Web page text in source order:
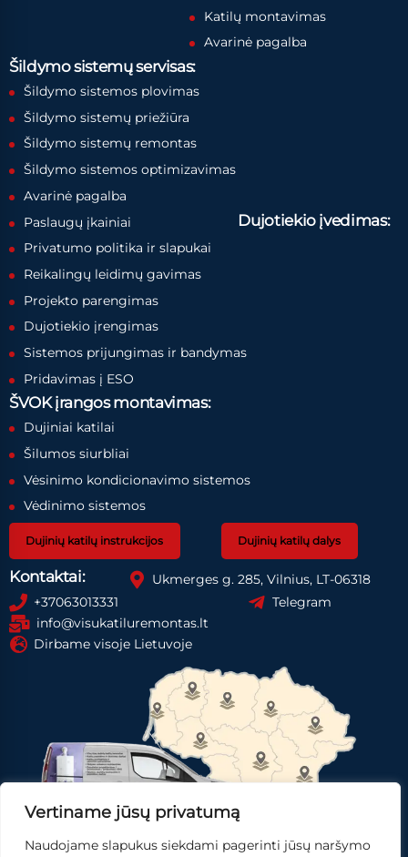
Vertiname jūsų privatumą
Naudojame slapukus siekdami pagerinti jūsų naršymo
Katilų montavimas
Avarinė pagalba
Šildymo sistemų servisas:
Šildymo sistemos plovimas
Šildymo sistemų priežiūra
Šildymo sistemų remontas
Šildymo sistemos optimizavimas
Avarinė pagalba
Paslaugų įkainiai
Privatumo politika ir slapukai
Dujotiekio įvedimas:
Reikalingų leidimų gavimas
Projekto parengimas
Dujotiekio įrengimas
Sistemos prijungimas ir bandymas
Pridavimas į ESO
ŠVOK įrangos montavimas:
Dujiniai katilai
Šilumos siurbliai
Vėsinimo kondicionavimo sistemos
Vėdinimo sistemos
Dujinių katilų instrukcijos Dujinių katilų dalys
Kontaktai:
Ukmerges g. 285, Vilnius, LT-06318
+37063013331
Telegram
info@visukatiluremontas.lt
Dirbame visoje Lietuvoje